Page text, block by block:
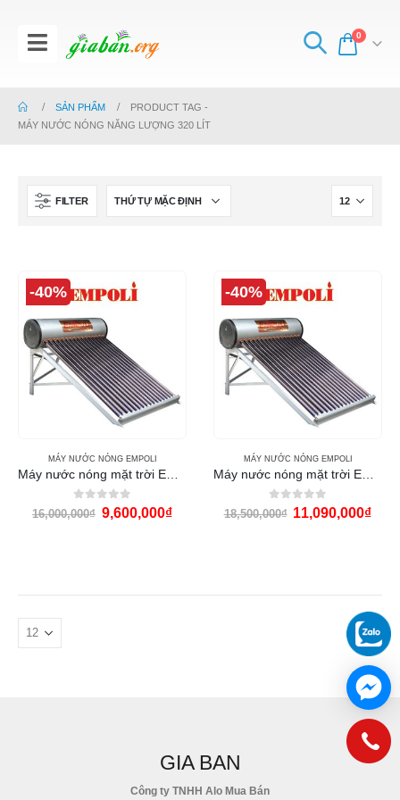
0
SẢN PHẨM
PRODUCT TAG -
MÁY NƯỚC NÓNG NĂNG LƯỢNG 320 LÍT
FILTER
-40%
MÁY NƯỚC NÓNG EMPOLI
0out of 5
16,000,000₫ 9,600,000₫
-40%
MÁY NƯỚC NÓNG EMPOLI
0 out of 5
18,500,000₫ 11,090,000₫
GIA BAN
Công ty TNHH Alo Mua Bán